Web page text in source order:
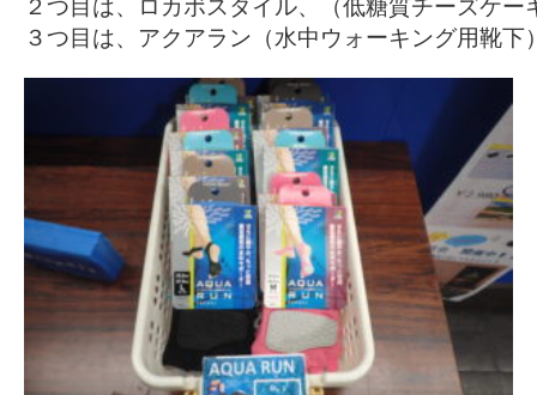
２つ目は、ロカボスタイル、（低糖質チーズケー